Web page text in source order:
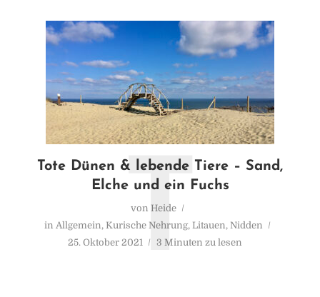
Tote Dünen & lebende Tiere – Sand,
Elche und ein Fuchs
von Heide
in Allgemein, Kurische Nehrung, Litauen, Nidden
25. Oktober 2021
3 Minuten zu lesen
T